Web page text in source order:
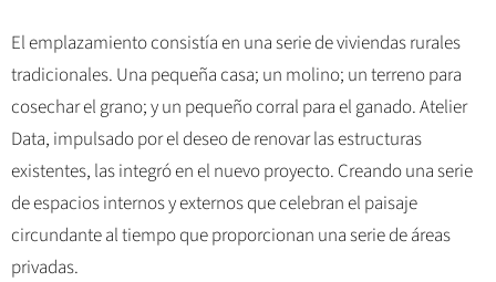
El emplazamiento consistía en una serie de viviendas rurales
tradicionales. Una pequeña casa; un molino; un terreno para
cosechar el grano; y un pequeño corral para el ganado. Atelier
Data, impulsado por el deseo de renovar las estructuras
existentes, las integró en el nuevo proyecto. Creando una serie
de espacios internos y externos que celebran el paisaje
circundante al tiempo que proporcionan una serie de áreas
privadas.